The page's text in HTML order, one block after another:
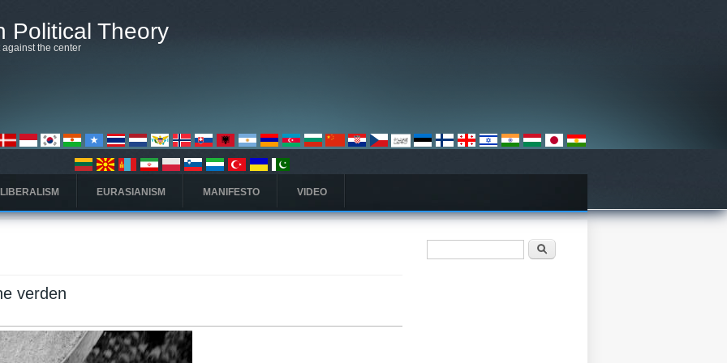
Political Theory
the center
EURASIANISM MANIFESTO VIDEO
verden
Search form